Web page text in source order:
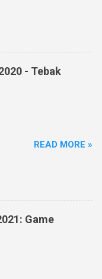
- Tebak
READ MORE »
Game